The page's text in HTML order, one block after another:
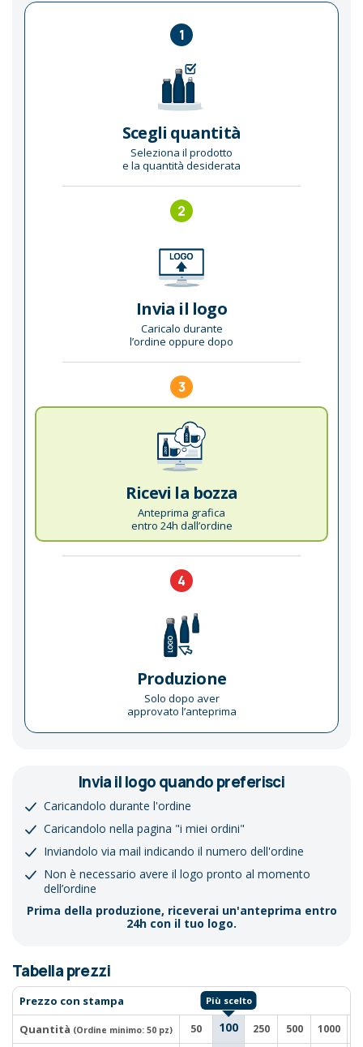
1
Scegli quantità
Seleziona il prodotto
e la quantità desiderata
2
Invia il logo
Caricalo durante
l’ordine oppure dopo
3
Ricevi la bozza
Anteprima grafica
entro 24h dall’ordine
4
Produzione
Solo dopo aver
approvato l’anteprima
Invia il logo quando preferisci
Caricandolo durante l'ordine
Caricandolo nella pagina "i miei ordini"
Inviandolo via mail indicando il numero dell'ordine
Non è necessario avere il logo pronto al momento
dell’ordine
Prima della produzione, riceverai un'anteprima entro
24h con il tuo logo.
Tabella prezzi
Prezzo con stampa
Quantità (Ordine minimo: 50 pz) 50 100 250 500 1000